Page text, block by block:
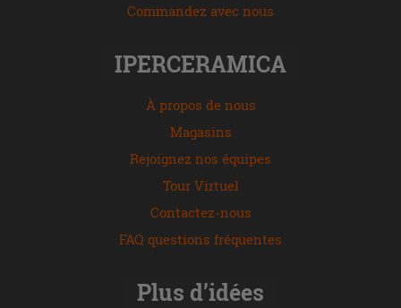
Commandez avec nous
IPERCERAMICA
À propos de nous
Magasins
Rejoignez nos équipes
Tour Virtuel
Contactez-nous
FAQ questions fréquentes
Plus d’idées